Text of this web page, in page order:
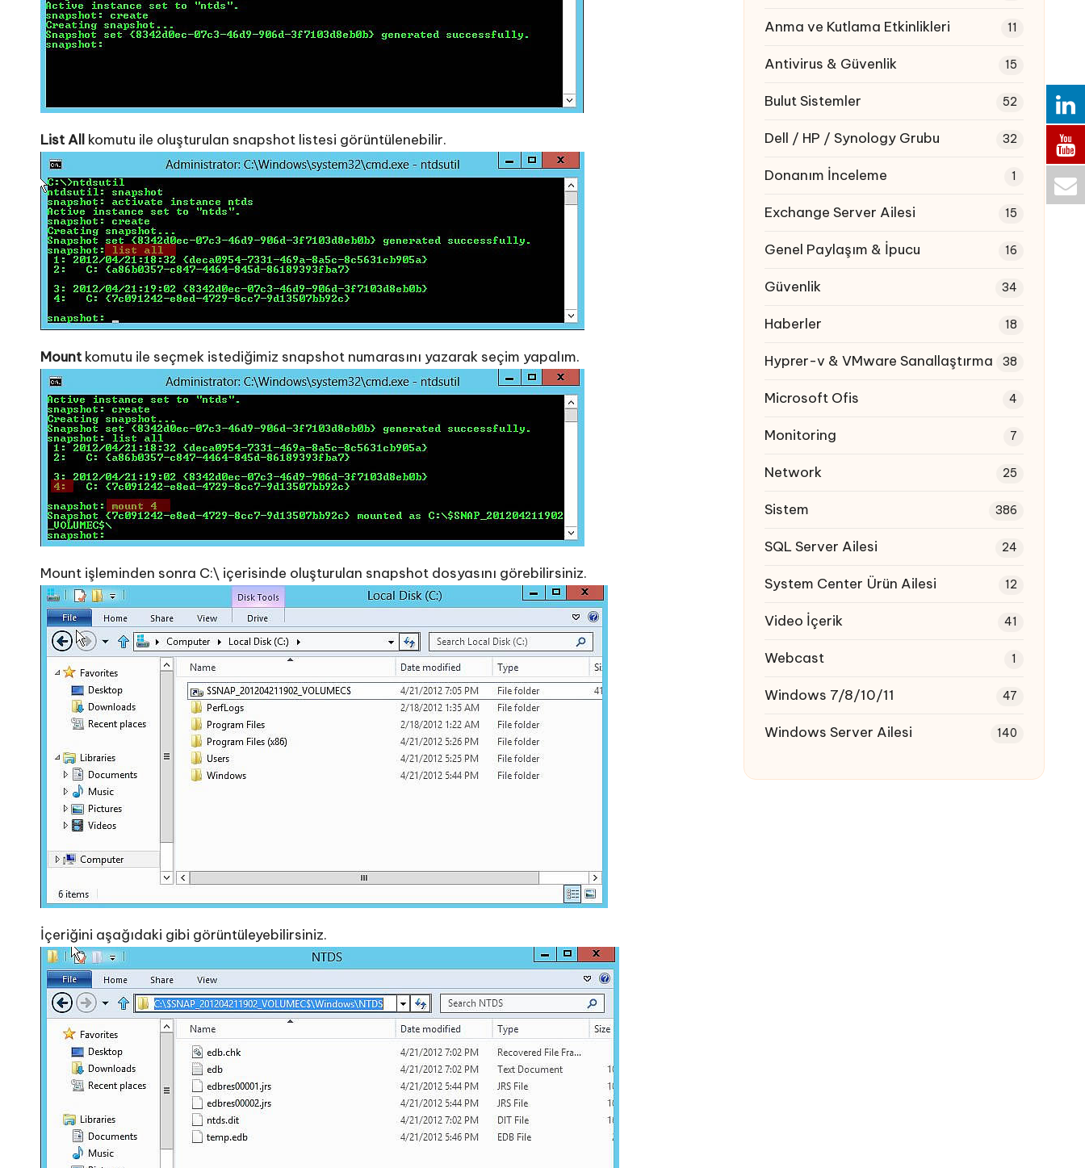
List All komutu ile oluşturulan snapshot listesi görüntülenebilir.
Mount komutu ile seçmek istediğimiz snapshot numarasını yazarak seçim yapalım.
Mount işleminden sonra C:\ içerisinde oluşturulan snapshot dosyasını görebilirsiniz.
İçeriğini aşağıdaki gibi görüntüleyebilirsiniz.
Anma ve Kutlama Etkinlikleri 11
Antivirus & Güvenlik 15
Bulut Sistemler 52
Dell / HP / Synology Grubu 32
Donanım İnceleme 1
Exchange Server Ailesi 15
Genel Paylaşım & İpucu 16
Güvenlik 34
Haberler 18
Hyprer-v & VMware Sanallaştırma 38
Microsoft Ofis 4
Monitoring 7
Network 25
Sistem 386
SQL Server Ailesi 24
System Center Ürün Ailesi 12
Video İçerik 41
Webcast 1
Windows 7/8/10/11 47
Windows Server Ailesi 140